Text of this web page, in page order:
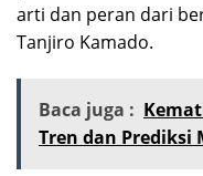
arti dan peran dari
Tanjiro Kamado.
Baca juga :
Tren dan Prediksi